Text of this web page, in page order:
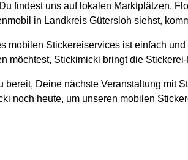
Du findest uns auf lokalen Marktplätzen,
in Landkreis Gütersloh siehst,
mobilen Stickereiservices ist einfach
möchtest, Stickimicki bringt die
bereit, Deine nächste Veranstaltung mit
noch heute, um unseren mobilen